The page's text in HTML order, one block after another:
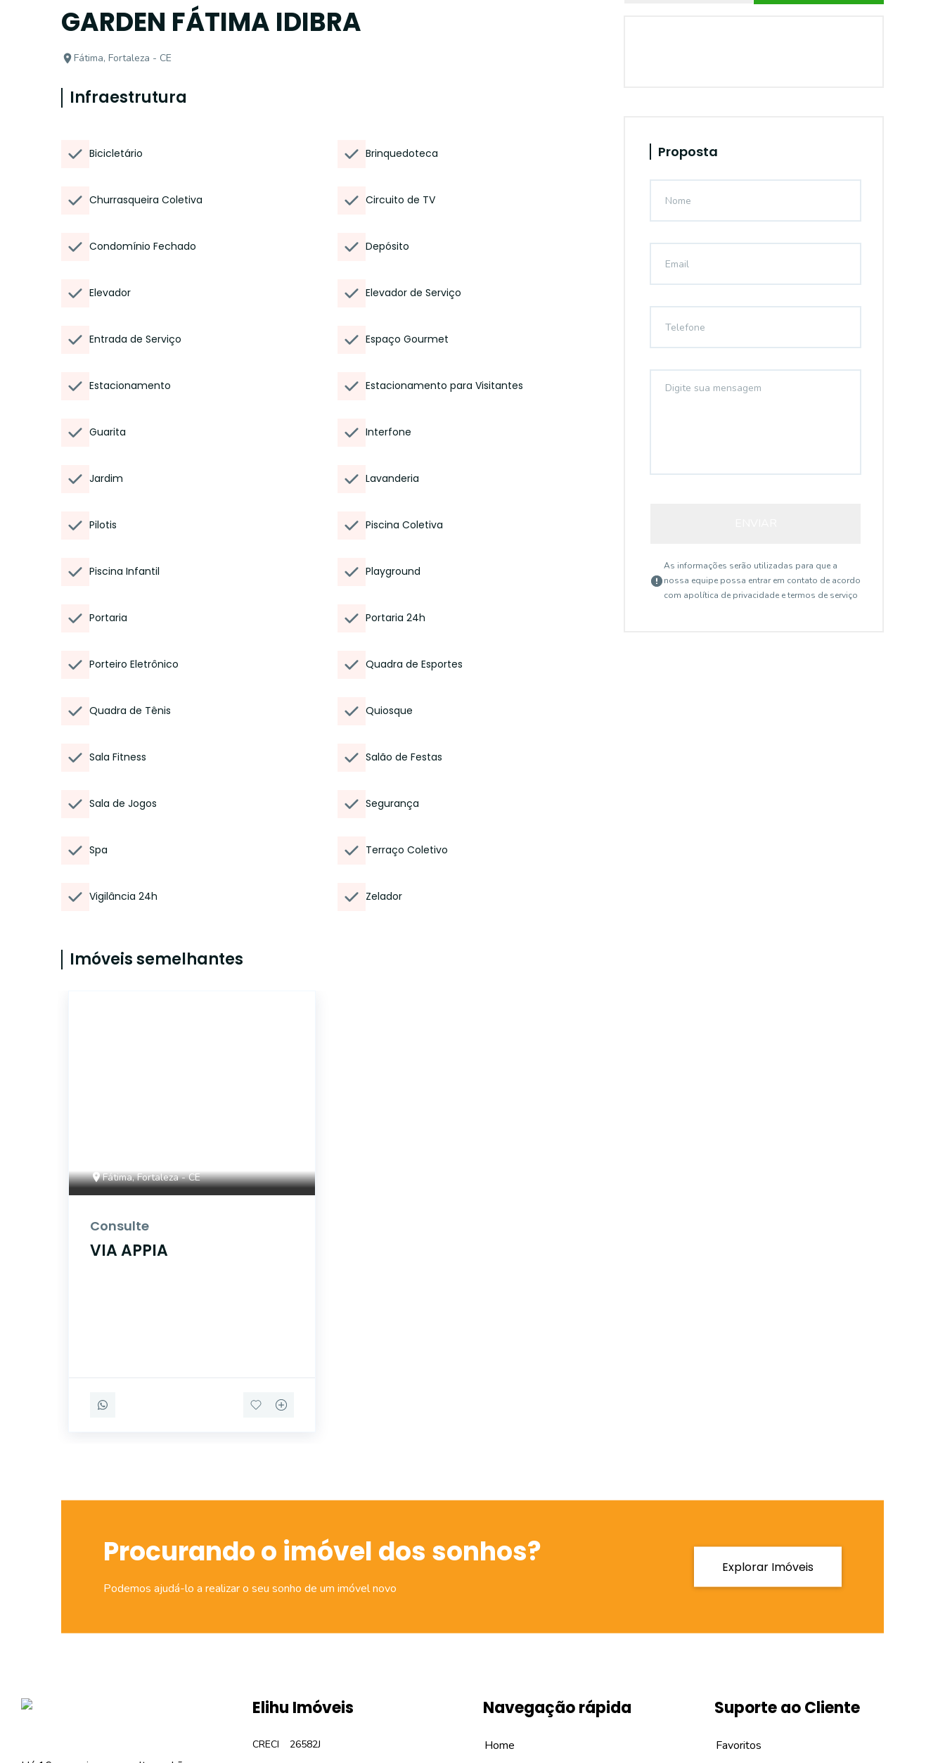
GARDEN FÁTIMA IDIBRA
Fátima, Fortaleza - CE
Infraestrutura
Bicicletário Brinquedoteca
Churrasqueira Coletiva Circuito de TV
Condomínio Fechado Depósito
Elevador Elevador de Serviço
Entrada de Serviço Espaço Gourmet
Estacionamento Estacionamento para Visitantes
Guarita Interfone
Jardim Lavanderia
Pilotis Piscina Coletiva
Piscina Infantil Playground
Portaria Portaria 24h
Porteiro Eletrônico Quadra de Esportes
Quadra de Tênis Quiosque
Sala Fitness Salão de Festas
Sala de Jogos Segurança
Spa Terraço Coletivo
Vigilância 24h Zelador
Imóveis semelhantes
Fátima, Fortaleza - CE
Consulte
VIA APPIA
Proposta
As informações serão utilizadas para que a
nossa equipe possa entrar em contato de acordo
com apolítica de privacidade e termos de serviço
Procurando o imóvel dos sonhos?
Podemos ajudá-lo a realizar o seu sonho de um imóvel novo
Explorar Imóveis
Elihu Imóveis
CRECI 26582J
Navegação rápida
Home
Suporte ao Cliente
Favoritos